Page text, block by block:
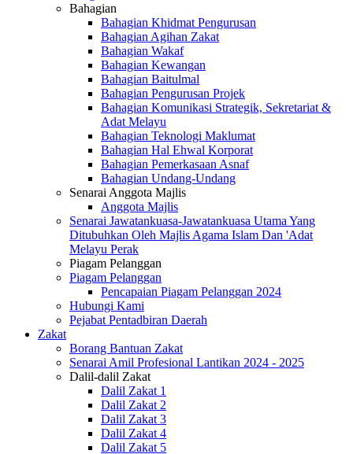
Bahagian
Bahagian Khidmat Pengurusan
Bahagian Agihan Zakat
Bahagian Wakaf
Bahagian Kewangan
Bahagian Baitulmal
Bahagian Pengurusan Projek
Bahagian Komunikasi Strategik, Sekretariat &
Adat Melayu
Bahagian Teknologi Maklumat
Bahagian Hal Ehwal Korporat
Bahagian Pemerkasaan Asnaf
Bahagian Undang-Undang
Senarai Anggota Majlis
Anggota Majlis
Senarai Jawatankuasa-Jawatankuasa Utama Yang
Ditubuhkan Oleh Majlis Agama Islam Dan 'Adat
Melayu Perak
Piagam Pelanggan
Piagam Pelanggan
Pencapaian Piagam Pelanggan 2024
Hubungi Kami
Pejabat Pentadbiran Daerah
Zakat
Borang Bantuan Zakat
Senarai Amil Profesional Lantikan 2024 - 2025
Dalil-dalil Zakat
Dalil Zakat 1
Dalil Zakat 2
Dalil Zakat 3
Dalil Zakat 4
Dalil Zakat 5